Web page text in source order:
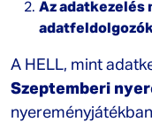
Az adatkezelés
A HELL, mint
Szeptemberi